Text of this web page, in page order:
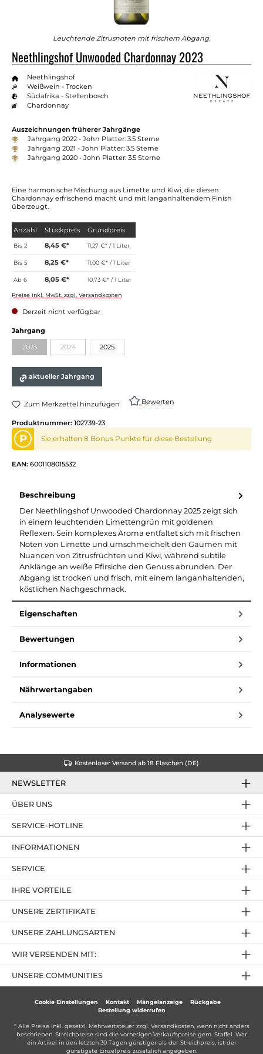
Leuchtende Zitrusnoten mit frischem Abgang.
Neethlingshof Unwooded Chardonnay 2023
Neethlingshof
Weißwein - Trocken
Südafrika - Stellenbosch
Chardonnay
Auszeichnungen früherer Jahrgänge
Jahrgang 2022 - John Platter: 3.5 Sterne
Jahrgang 2021 - John Platter: 3.5 Sterne
Jahrgang 2020 - John Platter: 3.5 Sterne
Eine harmonische Mischung aus Limette und Kiwi, die diesen
Chardonnay erfrischend macht und mit langanhaltendem Finish
überzeugt.
Anzahl Stückpreis Grundpreis
Bis2 8,45 €* 11,27 €* / 1 Liter
Bis5 8,25 €* 11,00 €* / 1 Liter
Ab6 8,05 €* 10,73 €* / 1 Liter
Preise inkl. MwSt. zzgl. Versandkosten
Derzeit nicht verfügbar
Jahrgang
2023 2024 2025
aktueller Jahrgang
Zum Merkzettel hinzufügen Bewerten
Produktnummer: 102739-23
P Sie erhalten 8 Bonus Punkte für diese Bestellung
EAN: 6001108015532
Beschreibung
Der Neethlingshof Unwooded Chardonnay 2025 zeigt sich
in einem leuchtenden Limettengrün mit goldenen
Reflexen. Sein komplexes Aroma entfaltet sich mit frischen
Noten von Limette und umschmeichelt den Gaumen mit
Nuancen von Zitrusfrüchten und Kiwi, während subtile
Anklänge an weiße Pfirsiche den Genuss abrunden. Der
Abgang ist trocken und frisch, mit einem langanhaltenden,
köstlichen Nachgeschmack.
Eigenschaften
Bewertungen
Informationen
Nährwertangaben
Analysewerte
Kostenloser Versand ab 18 Flaschen (DE)
NEWSLETTER
SERVICE-HOTLINE
IHRE VORTEILE
UNSERE ZAHLUNGSARTEN
ÜBER UNS
UNSERE ZERTIFIKATE
INFORMATIONEN
SERVICE
UNSERE COMMUNITIES
WIR VERSENDEN MIT:
Cookie Einstellungen Kontakt Mängelanzeige
Rückgabe
Bestellung widerrufen
* Alle Preise inkl. gesetzl. Mehrwertsteuer zzgl. Versandkosten, wenn nicht anders
beschrieben. Streichpreise sind die vorherigen Verkaufspreise gem. Staffel. War
ein Artikel in den letzten 30 Tagen günstiger als der Streichpreis, ist der
günstigste Einzelpreis zusätzlich angegeben.